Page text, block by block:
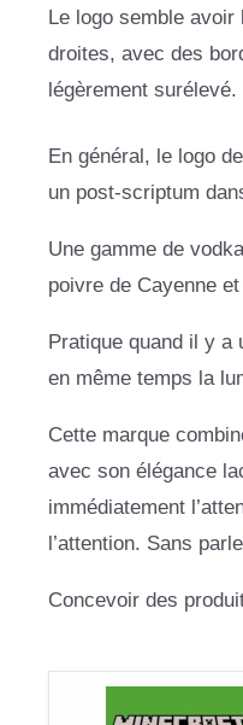
Le logo semble
droites, avec des
légèrement surélevé.
En général, le logo
un post-scriptum
Une gamme de
poivre de Cayenne
Pratique quand il y a
en même temps la
Cette marque
avec son élégance
immédiatement
l’attention. Sans
Concevoir des